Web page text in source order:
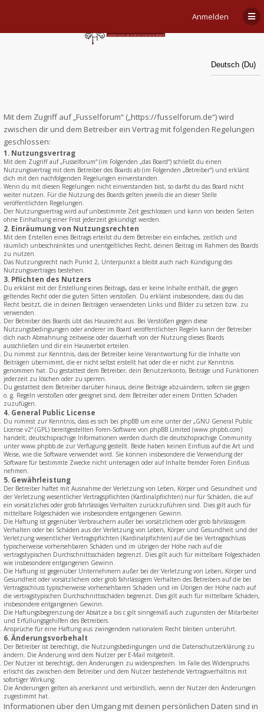
Anmelden
Mit dem Zugriff auf „Fusselforum“ („https://fusselforum.de“) wird
zwischen dir und dem Betreiber ein Vertrag mit folgenden Regelungen
geschlossen:
1. Nutzungsvertrag
Mit dem Zugriff auf „Fusselforum“ (im Folgenden „das Board“) schließt du einen
Nutzungsvertrag mit dem Betreiber des Boards ab (im Folgenden „Betreiber“) und erklärst
dich mit den nachfolgenden Regelungen einverstanden.
Wenn du mit diesen Regelungen nicht einverstanden bist, so darfst du das Board nicht
weiter nutzen. Für die Nutzung des Boards gelten jeweils die an dieser Stelle
veröffentlichten Regelungen.
Der Nutzungsvertrag wird auf unbestimmte Zeit geschlossen und kann von beiden Seiten
ohne Einhaltung einer Frist jederzeit gekündigt werden.
2. Einräumung von Nutzungsrechten
Mit dem Erstellen eines Beitrags erteilst du dem Betreiber ein einfaches, zeitlich und
räumlich unbeschränktes und unentgeltliches Recht, deinen Beitrag im Rahmen des Boards
zu nutzen.
Das Nutzungsrecht nach Punkt 2, Unterpunkt a bleibt auch nach Kündigung des
Nutzungsvertrages bestehen.
3. Pflichten des Nutzers
Du erklärst mit der Erstellung eines Beitrags, dass er keine Inhalte enthält, die gegen
geltendes Recht oder die guten Sitten verstoßen. Du erklärst insbesondere, dass du das
Recht besitzt, die in deinen Beiträgen verwendeten Links und Bilder zu setzen bzw. zu
verwenden.
Der Betreiber des Boards übt das Hausrecht aus. Bei Verstößen gegen diese
Nutzungsbedingungen oder anderer im Board veröffentlichten Regeln kann der Betreiber
dich nach Abmahnung zeitweise oder dauerhaft von der Nutzung dieses Boards
ausschließen und dir ein Hausverbot erteilen.
Du nimmst zur Kenntnis, dass der Betreiber keine Verantwortung für die Inhalte von
Beiträgen übernimmt, die er nicht selbst erstellt hat oder die er nicht zur Kenntnis
genommen hat. Du gestattest dem Betreiber, dein Benutzerkonto, Beiträge und Funktionen
jederzeit zu löschen oder zu sperren.
Du gestattest dem Betreiber darüber hinaus, deine Beiträge abzuändern, sofern sie gegen
o. g. Regeln verstoßen oder geeignet sind, dem Betreiber oder einem Dritten Schaden
zuzufügen.
4. General Public License
Du nimmst zur Kenntnis, dass es sich bei phpBB um eine unter der „GNU General Public
License v2“ (GPL) bereitgestellten Foren-Software von phpBB Limited (www.phpbb.com)
handelt; deutschsprachige Informationen werden durch die deutschsprachige Community
unter www.phpbb.de zur Verfügung gestellt. Beide haben keinen Einfluss auf die Art und
Weise, wie die Software verwendet wird. Sie können insbesondere die Verwendung der
Software für bestimmte Zwecke nicht untersagen oder auf Inhalte fremder Foren Einfluss
nehmen.
5. Gewährleistung
Der Betreiber haftet mit Ausnahme der Verletzung von Leben, Körper und Gesundheit und
der Verletzung wesentlicher Vertragspflichten (Kardinalpflichten) nur für Schäden, die auf
ein vorsätzliches oder grob fahrlässiges Verhalten zurückzuführen sind. Dies gilt auch für
mittelbare Folgeschäden wie insbesondere entgangenen Gewinn.
Die Haftung ist gegenüber Verbrauchern außer bei vorsätzlichem oder grob fahrlässigem
Verhalten oder bei Schäden aus der Verletzung von Leben, Körper und Gesundheit und der
Verletzung wesentlicher Vertragspflichten (Kardinalpflichten) auf die bei Vertragsschluss
typischerweise vorhersehbaren Schäden und im übrigen der Höhe nach auf die
vertragstypischen Durchschnittsschäden begrenzt. Dies gilt auch für mittelbare Folgeschäden
wie insbesondere entgangenen Gewinn.
Die Haftung ist gegenüber Unternehmern außer bei der Verletzung von Leben, Körper und
Gesundheit oder vorsätzlichem oder grob fahrlässigem Verhalten des Betreibers auf die bei
Vertragsschluss typischerweise vorhersehbaren Schäden und im Übrigen der Höhe nach auf
die vertragstypischen Durchschnittsschäden begrenzt. Dies gilt auch für mittelbare Schäden,
insbesondere entgangenen Gewinn.
Die Haftungsbegrenzung der Absätze a bis c gilt sinngemäß auch zugunsten der Mitarbeiter
und Erfüllungsgehilfen des Betreibers.
Ansprüche für eine Haftung aus zwingendem nationalem Recht bleiben unberührt.
6. Änderungsvorbehalt
Der Betreiber ist berechtigt, die Nutzungsbedingungen und die Datenschutzerklärung zu
ändern. Die Änderung wird dem Nutzer per E-Mail mitgeteilt.
Der Nutzer ist berechtigt, den Änderungen zu widersprechen. Im Falle des Widerspruchs
erlischt das zwischen dem Betreiber und dem Nutzer bestehende Vertragsverhältnis mit
sofortiger Wirkung.
Die Änderungen gelten als anerkannt und verbindlich, wenn der Nutzer den Änderungen
zugestimmt hat.
Informationen über den Umgang mit deinen persönlichen Daten sind in